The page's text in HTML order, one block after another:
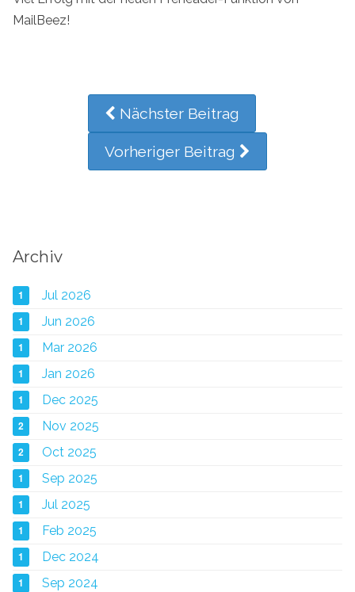
MailBeez!
Nächster Beitrag
Vorheriger Beitrag
Archiv
1 Jul 2026
1 Jun 2026
1 Mar 2026
1 Jan 2026
1 Dec 2025
2 Nov 2025
2 Oct 2025
1 Sep 2025
1 Jul 2025
1 Feb 2025
1 Dec 2024
1 Sep 2024